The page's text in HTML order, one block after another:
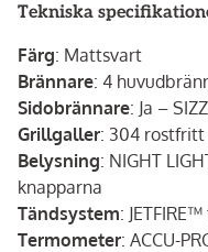
Tekniska
Färg: Mattsvart
Brännare: 4
Sidobrännare: Ja –
Grillgaller: 304 rostfritt
Belysning: NIGHT
knapparna
Tändsystem:
Termometer: ACCU-